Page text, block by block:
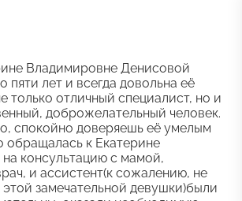
Владимировне Денисовой
пяти лет и всегда довольна её
только отличный специалист, но и
доброжелательный человек.
спокойно доверяешь её умелым
обращалась к Екатерине
консультацию с мамой,
и ассистент(к сожалению, не
замечательной девушки)были